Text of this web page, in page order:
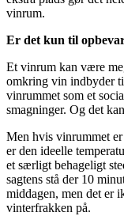
vinrum.
Er det kun til
Et vinrum kan være
omkring vin indbyder
vinrummet som et
smagninger. Og det
Men hvis vinrummet
er den ideelle
et særligt behageligt
sagtens stå der 10
middagen, men det er
vinterfrakken på.